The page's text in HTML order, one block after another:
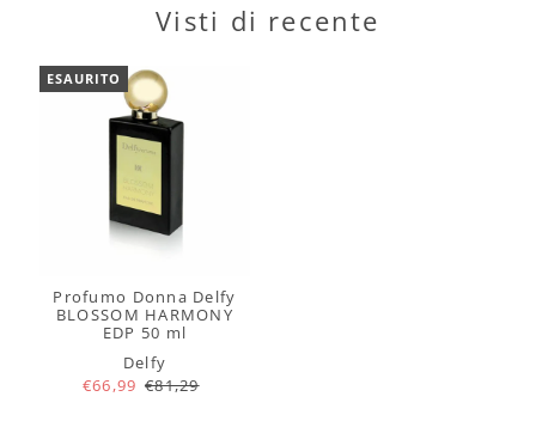
Visti di recente
ESAURITO
Profumo Donna Delfy
BLOSSOM HARMONY
EDP 50 ml
Delfy
€66,99 €81,29